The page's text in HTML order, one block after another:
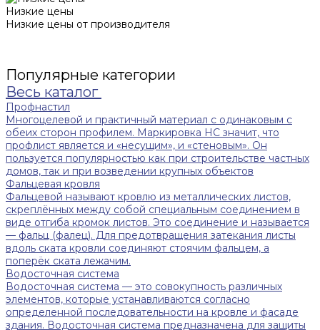
Низкие цены
Низкие цены от производителя
Популярные категории
Весь каталог
Профнастил
Многоцелевой и практичный материал с одинаковым с
обеих сторон профилем. Маркировка НС значит, что
профлист является и «несущим», и «стеновым». Он
пользуется популярностью как при строительстве частных
домов, так и при возведении крупных объектов
Фальцевая кровля
Фальцевой называют кровлю из металлических листов,
скреплённых между собой специальным соединением в
виде отгиба кромок листов. Это соединение и называется
— фальц (фалец). Для предотвращения затекания листы
вдоль ската кровли соединяют стоячим фальцем, а
поперёк ската лежачим.
Водосточная система
Водосточная система — это совокупность различных
элементов, которые устанавливаются согласно
определенной последовательности на кровле и фасаде
здания. Водосточная система предназначена для защиты